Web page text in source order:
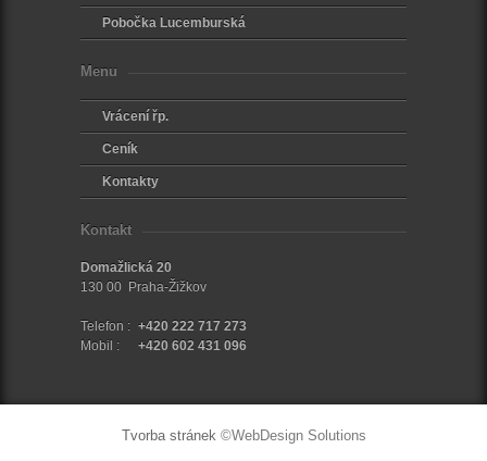
Pobočka Lucemburská
Menu
Vrácení řp.
Ceník
Kontakty
Kontakt
Domažlická 20
130 00 Praha-Žižkov
Telefon : +420 222 717 273
Mobil :
+420 602 431 096
Tvorba stránek©WebDesign Solutions